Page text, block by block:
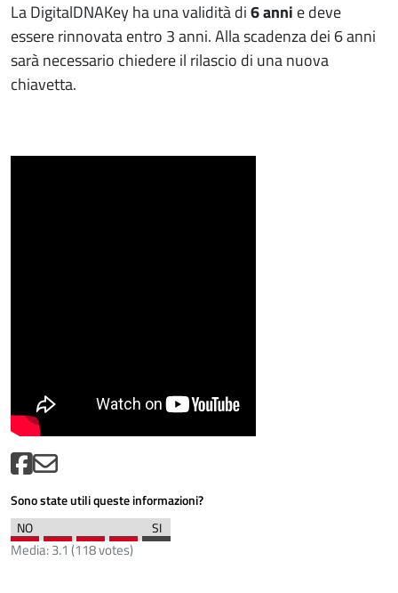
La DigitalDNAKey ha una validità di6 anni e deve
essere rinnovata entro 3 anni. Alla scadenza dei 6 anni
sarà necessario chiedere il rilascio di una nuova
chiavetta.
Sono state utili queste informazioni?
Media:3.1 (118votes)